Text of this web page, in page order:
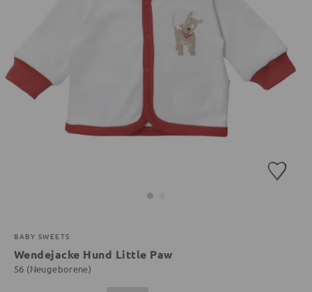
BABY SWEETS
Wendejacke Hund Little Paw
56 (Neugeborene)